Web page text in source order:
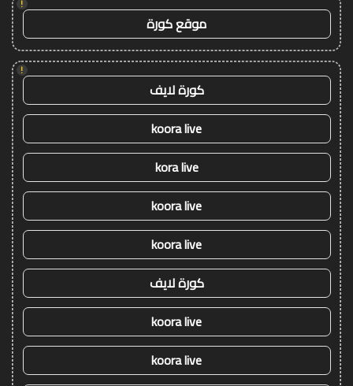
!
موقع كورة
!
كورة لايف
koora live
kora live
koora live
koora live
كورة لايف
koora live
koora live